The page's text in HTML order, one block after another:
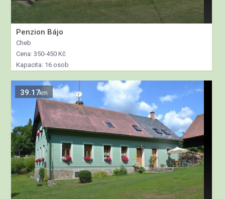
Penzion Bájo
Cheb
Cena: 350-450 Kč
Kapacita: 16 osob
39.17km